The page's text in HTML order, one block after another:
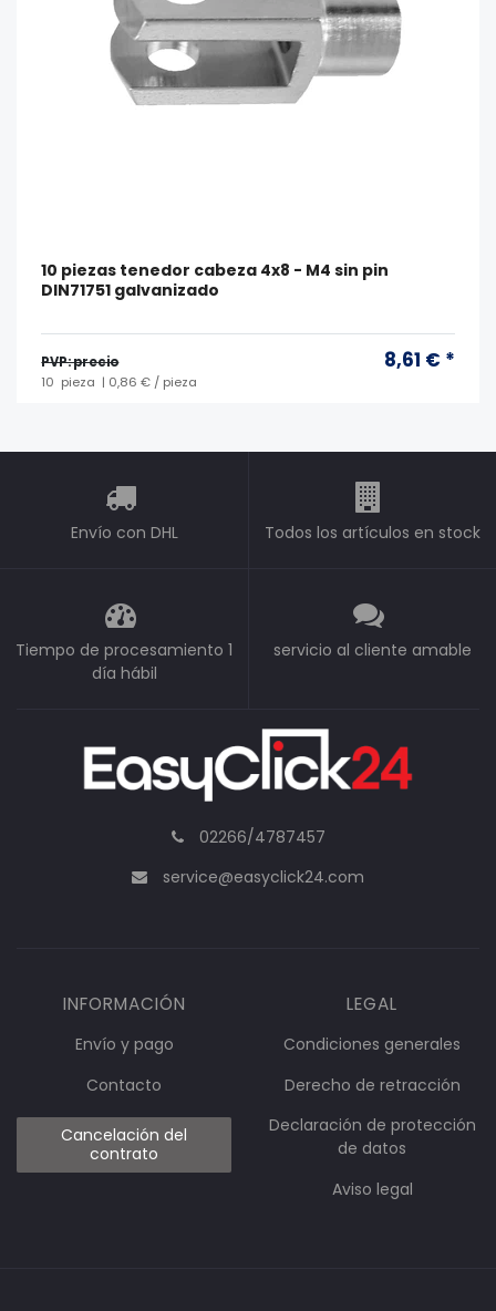
10 piezas tenedor cabeza 4x8 - M4 sin pin
DIN71751 galvanizado
PVP: precio 8,61 € *
10 pieza | 0,86 € / pieza
Envío con DHL Todos los artículos en stock
Tiempo de procesamiento 1
día hábil
servicio al cliente amable
02266/4787457
service@easyclick24.com
INFORMACIÓN
Envío y pago
Contacto
Cancelación del
contrato
LEGAL
Condiciones generales
Derecho de retracción
Declaración de protección
de datos
Aviso legal